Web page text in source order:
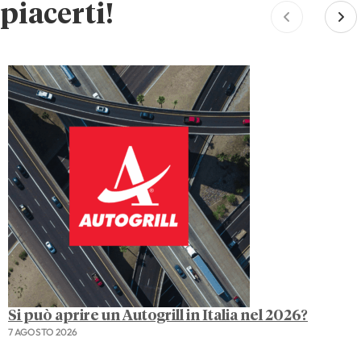
piacerti!
Si può aprire un Autogrill in Italia nel 2026?
7 AGOSTO 2026